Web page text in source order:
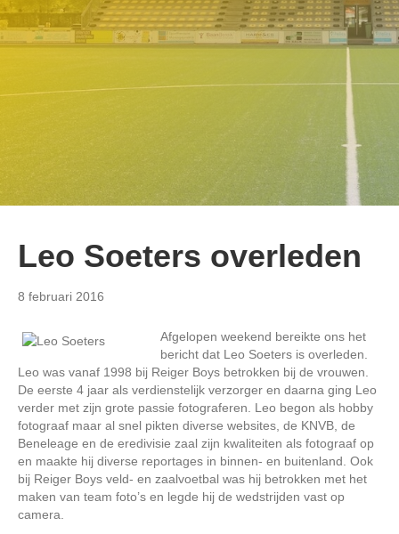
Leo Soeters overleden
8 februari 2016
Afgelopen weekend bereikte ons het
bericht dat Leo Soeters is overleden.
Leo was vanaf 1998 bij Reiger Boys betrokken bij de vrouwen.
De eerste 4 jaar als verdienstelijk verzorger en daarna ging Leo
verder met zijn grote passie fotograferen. Leo begon als hobby
fotograaf maar al snel pikten diverse websites, de KNVB, de
Beneleage en de eredivisie zaal zijn kwaliteiten als fotograaf op
en maakte hij diverse reportages in binnen- en buitenland. Ook
bij Reiger Boys veld- en zaalvoetbal was hij betrokken met het
maken van team foto’s en legde hij de wedstrijden vast op
camera.